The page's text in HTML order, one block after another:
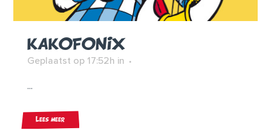
KAKOFONIX
Geplaatst op 17:52h in
...
Lees meer